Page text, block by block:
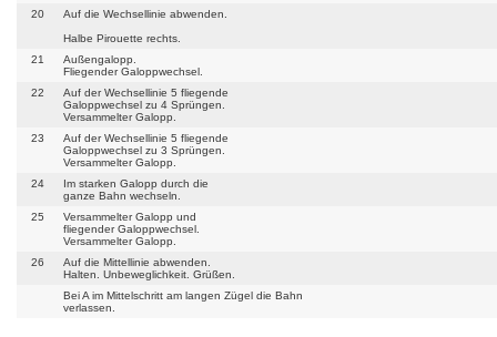
20
Auf die Wechsellinie abwenden.
Halbe Pirouette rechts.
21
Außengalopp.
Fliegender Galoppwechsel.
22
Auf der Wechsellinie 5 fliegende
Galoppwechsel zu 4 Sprüngen.
Versammelter Galopp.
23
Auf der Wechsellinie 5 fliegende
Galoppwechsel zu 3 Sprüngen.
Versammelter Galopp.
24
Im starken Galopp durch die
ganze Bahn wechseln.
25
Versammelter Galopp und
fliegender Galoppwechsel.
Versammelter Galopp.
26
Auf die Mittellinie abwenden.
Halten. Unbeweglichkeit. Grüßen.
Bei A im Mittelschritt am langen Zügel die Bahn
verlassen.